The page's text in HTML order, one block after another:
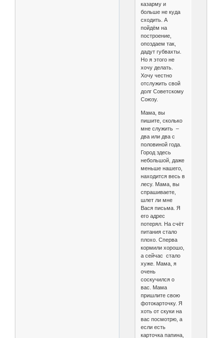
казарму и
больше не куда
сходить. А
пойдём на
построение,
опоздаем так,
дадут губвахты.
Но я этого не
хочу делать.
Хочу честно
отслужить свой
долг Советскому
Союзу.
Мама, вы
пишите, сколько
мне служить –
два или два с
половиной года.
Город здесь
небольшой, даже
меньше нашего,
находится весь в
лесу. Мама, вы
спрашиваете,
шлет ли мне
Вася письма. Я
его адрес
потерял. На счёт
питания стало
плохо. Сперва
кормили хорошо,
а сейчас стало
хуже. Мама, я
очень
соскучился о
вас. Мама
пришлите свою
фотокарточку. Я
хоть от скуки на
вас посмотрю, а
если есть
карточка папина,